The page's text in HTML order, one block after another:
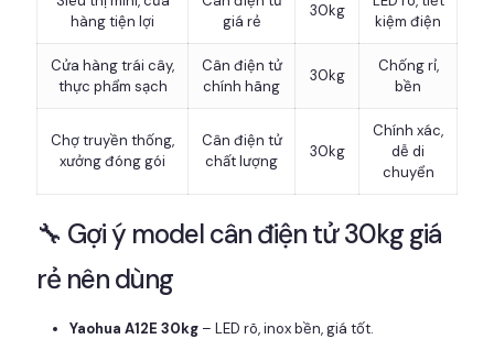
hàng tiện lợi
giá rẻ
30kg
kiệm điện
Cửa hàng trái cây,
thực phẩm sạch
Cân điện tử
chính hãng
30kg
Chống rỉ,
bền
Chợ truyền thống,
xưởng đóng gói
Cân điện tử
chất lượng
30kg
Chính xác,
dễ di
chuyển
🔧 Gợi ý model cân điện tử 30kg giá
rẻ nên dùng
Yaohua A12E 30kg – LED rõ, inox bền, giá tốt.